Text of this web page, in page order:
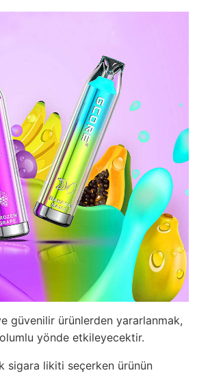
güvenilir ürünlerden yararlanmak,
yönde etkileyecektir.
sigara likiti seçerken ürünün